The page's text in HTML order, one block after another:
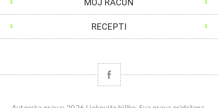
RECEPTI